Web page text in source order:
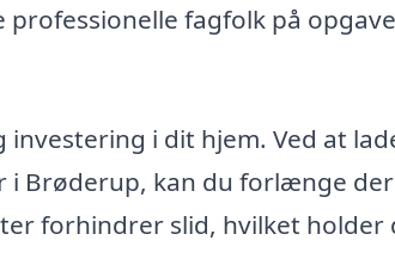
fagfolk på
i dit hjem. Ved at
Brøderup, kan du forlænge
forhindrer slid, hvilket holder